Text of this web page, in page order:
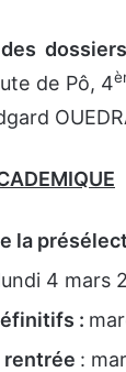
de Pô, 4
la
4 mars
:
rentrée :